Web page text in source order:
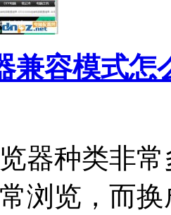
兼容模式怎
器种类非
浏览，而